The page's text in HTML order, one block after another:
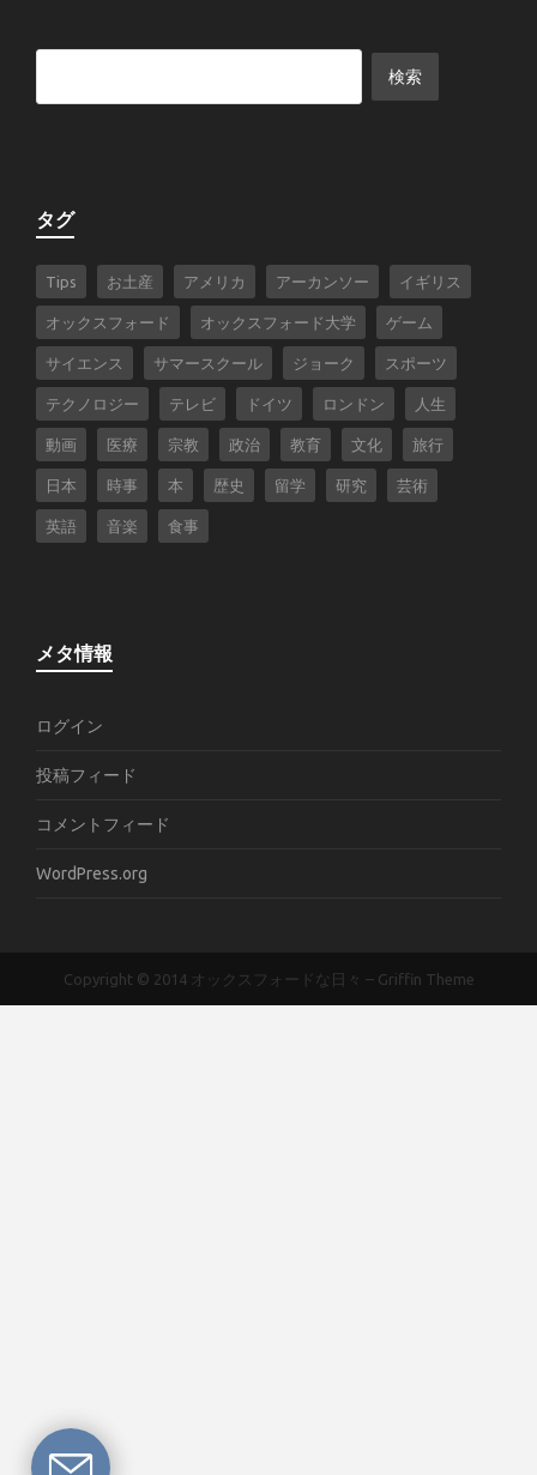
タグ
Tips お土産 アメリカ アーカンソー イギリス
オックスフォード オックスフォード大学 ゲーム
サイエンス サマースクール ジョーク スポーツ
テクノロジー テレビ ドイツ ロンドン 人生
動画 医療 宗教 政治 教育 文化 旅行
日本 時事 本 歴史 留学 研究 芸術
英語 音楽 食事
メタ情報
ログイン
投稿フィード
コメントフィード
WordPress.org
Copyright © 2014 オックスフォードな日々 – Griffin Theme